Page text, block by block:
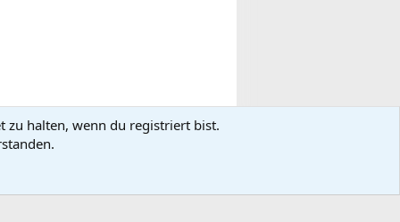
Datenschutz
zu halten, wenn du registriert bist.